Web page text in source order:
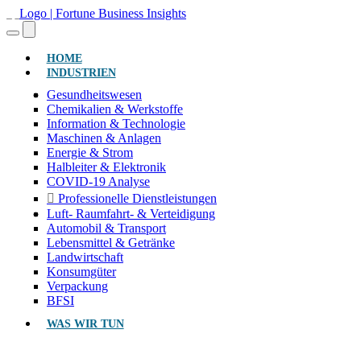
HOME(AKTUELL)
INDUSTRIEN
Gesundheitswesen
Chemikalien & Werkstoffe
Information & Technologie
Maschinen & Anlagen
Energie & Strom
Halbleiter & Elektronik
COVID-19 Analyse
Professionelle Dienstleistungen
Luft- Raumfahrt- & Verteidigung
Automobil & Transport
Lebensmittel & Getränke
Landwirtschaft
Konsumgüter
Verpackung
BFSI
WAS WIR TUN